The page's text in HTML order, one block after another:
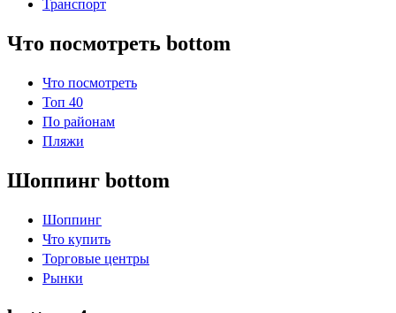
Транспорт
Что посмотреть bottom
Что посмотреть
Топ 40
По районам
Пляжи
Шоппинг bottom
Шоппинг
Что купить
Торговые центры
Рынки